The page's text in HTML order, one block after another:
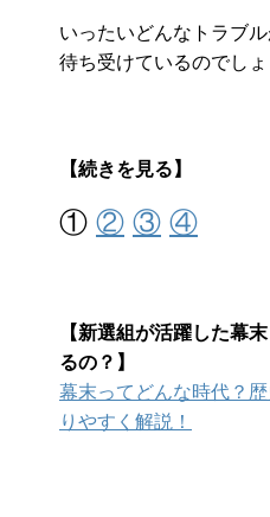
いったいどんなトラブ
待ち受けているのでし
【続きを見る】
① ② ③ ④
【新選組が活躍した幕
るの？】
幕末ってどんな時代？
りやすく解説！